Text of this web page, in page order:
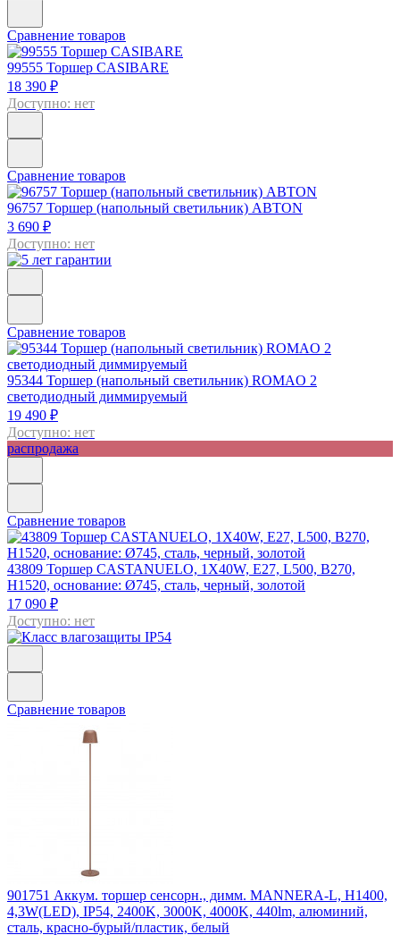
Сравнение товаров
99555 Торшер CASIBARE
18 390 ₽
Доступно: нет
Сравнение товаров
96757 Торшер (напольный светильник) ABTON
3 690 ₽
Доступно: нет
Сравнение товаров
95344 Торшер (напольный светильник) ROMAO 2
светодиодный диммируемый
19 490 ₽
Доступно: нет
распродажа
Сравнение товаров
43809 Торшер CASTANUELO, 1X40W, E27, L500, B270,
H1520, основание: Ø745, сталь, черный, золотой
17 090 ₽
Доступно: нет
Сравнение товаров
901751 Аккум. торшер сенсорн., димм. MANNERA-L, H1400,
4,3W(LED), IP54, 2400K, 3000K, 4000K, 440lm, алюминий,
сталь, красно-бурый/пластик, белый